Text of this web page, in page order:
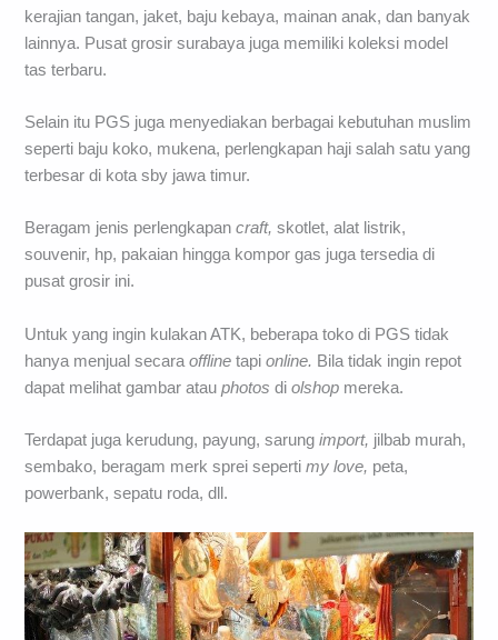
kerajian tangan, jaket, baju kebaya, mainan anak, dan banyak
lainnya. Pusat grosir surabaya juga memiliki koleksi model
tas terbaru.
Selain itu PGS juga menyediakan berbagai kebutuhan muslim
seperti baju koko, mukena, perlengkapan haji salah satu yang
terbesar di kota sby jawa timur.
Beragam jenis perlengkapancraft, skotlet, alat listrik,
souvenir, hp, pakaian hingga kompor gas juga tersedia di
pusat grosir ini.
Untuk yang ingin kulakan ATK, beberapa toko di PGS tidak
hanya menjual secaraoffline tapionline. Bila tidak ingin repot
dapat melihat gambar atauphotos diolshop mereka.
Terdapat juga kerudung, payung, sarungimport, jilbab murah,
sembako, beragam merk sprei sepertimy love, peta,
powerbank, sepatu roda, dll.